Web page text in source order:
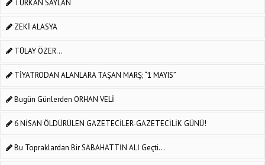
TÜRKAN SAYLAN
ZEKİ ALASYA
TÜLAY ÖZER...
TİYATRODAN ALANLARA TAŞAN MARŞ; “1 MAYIS”
Bugün Günlerden ORHAN VELİ
6 NİSAN ÖLDÜRÜLEN GAZETECİLER-GAZETECİLİK GÜNÜ!
Bu Topraklardan Bir SABAHATTİN ALİ Geçti...